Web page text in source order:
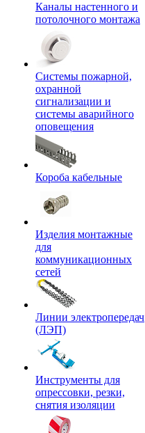
Каналы настенного и
потолочного монтажа
Системы пожарной,
охранной
сигнализации и
системы аварийного
оповещения
Короба кабельные
Изделия монтажные
для
коммуникационных
сетей
Линии электропередач
(ЛЭП)
Инструменты для
опрессовки, резки,
снятия изоляции